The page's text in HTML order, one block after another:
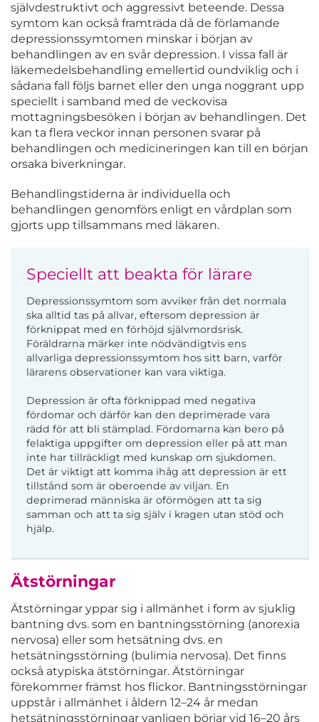
självdestruktivt och aggressivt beteende. Dessa
symtom kan också framträda då de förlamande
depressionssymtomen minskar i början av
behandlingen av en svår depression. I vissa fall är
läkemedelsbehandling emellertid oundviklig och i
sådana fall följs barnet eller den unga noggrant upp
speciellt i samband med de veckovisa
mottagningsbesöken i början av behandlingen. Det
kan ta flera veckor innan personen svarar på
behandlingen och medicineringen kan till en början
orsaka biverkningar.
Behandlingstiderna är individuella och
behandlingen genomförs enligt en vårdplan som
gjorts upp tillsammans med läkaren.
Speciellt att beakta för lärare
Depressionssymtom som avviker från det normala
ska alltid tas på allvar, eftersom depression är
förknippat med en förhöjd självmordsrisk.
Föräldrarna märker inte nödvändigtvis ens
allvarliga depressionssymtom hos sitt barn, varför
lärarens observationer kan vara viktiga.
Depression är ofta förknippad med negativa
fördomar och därför kan den deprimerade vara
rädd för att bli stämplad. Fördomarna kan bero på
felaktiga uppgifter om depression eller på att man
inte har tillräckligt med kunskap om sjukdomen.
Det är viktigt att komma ihåg att depression är ett
tillstånd som är oberoende av viljan. En
deprimerad människa är oförmögen att ta sig
samman och att ta sig själv i kragen utan stöd och
hjälp.
Ätstörningar
Ätstörningar yppar sig i allmänhet i form av sjuklig
bantning dvs. som en bantningsstörning (anorexia
nervosa) eller som hetsätning dvs. en
hetsätningsstörning (bulimia nervosa). Det finns
också atypiska ätstörningar. Ätstörningar
förekommer främst hos flickor. Bantningsstörningar
uppstår i allmänhet i åldern 12–24 år medan
hetsätningsstörningar vanligen börjar vid 16–20 års